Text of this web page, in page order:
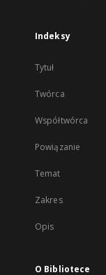
Indeksy
Tytuł
Twórca
Współtwórca
Powiązanie
Temat
Zakres
Opis
O Bibliotece